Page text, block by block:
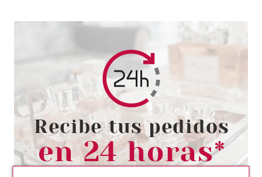
MAIMED
SUERO FISIOLÓGICO 30 ML
Pvr 1.50€ desde
0.85€